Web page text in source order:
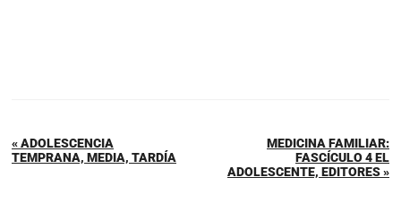
« ADOLESCENCIA
TEMPRANA, MEDIA, TARDÍA
MEDICINA FAMILIAR:
FASCÍCULO 4 EL
ADOLESCENTE, EDITORES »